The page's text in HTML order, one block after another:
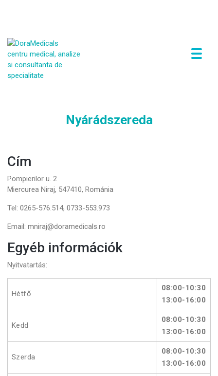
P
Nyárádszereda
Cím
Pompierilor u. 2
Miercurea Niraj, 547410, Románia
Tel: 0265-576.514, 0733-553.973
Email: mniraj@doramedicals.ro
Egyéb információk
Nyitvatartás:
Hétfő
08:00-10:30
13:00-16:00
Kedd
08:00-10:30
13:00-16:00
Szerda
08:00-10:30
13:00-16:00